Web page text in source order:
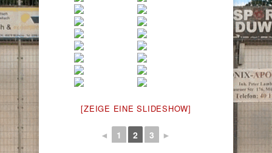
[ZEIGE EINE SLIDESHOW]
◄ 1 2 3 ►